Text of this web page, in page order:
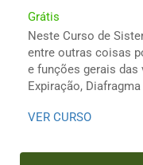
Grátis
Neste Curso de
entre outras coisas
e funções gerais das
Expiração, Diafragma
VER CURSO